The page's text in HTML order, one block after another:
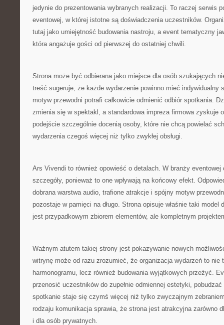
jedynie do prezentowania wybranych realizacji. To raczej serwis
eventowej, w której istotne są doświadczenia uczestników.
tutaj jako umiejętność budowania nastroju, a event tematyczny
która angażuje gości od pierwszej do ostatniej chwili.
Strona może być odbierana jako miejsce dla osób szukających
treść sugeruje, że każde wydarzenie powinno mieć indywidualny
motyw przewodni potrafi całkowicie odmienić odbiór spotkania.
zmienia się w spektakl, a standardowa impreza firmowa zyskuje
podejście szczególnie docenią osoby, które nie chcą powielać
wydarzenia czegoś więcej niż tylko zwykłej obsługi.
Ars Vivendi to również opowieść o detalach. W branży eventowej
szczegóły, ponieważ to one wpływają na końcowy efekt.
dobrana warstwa audio, trafione atrakcje i spójny motyw
pozostaje w pamięci na długo. Strona opisuje właśnie taki model
jest przypadkowym zbiorem elementów, ale kompletnym
Ważnym atutem takiej strony jest pokazywanie nowych
witrynę może od razu zrozumieć, że organizacja wydarzeń to
harmonogramu, lecz również budowania wyjątkowych przeżyć.
przenosić uczestników do zupełnie odmiennej estetyki,
spotkanie staje się czymś więcej niż tylko zwyczajnym
rodzaju komunikacja sprawia, że strona jest atrakcyjna zarówno
i dla osób prywatnych.